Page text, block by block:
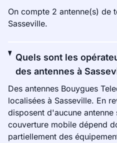
On compte 2 antenne(s) de
Sasseville.
Quels sont les
des antennes à
Des antennes Bouygues
localisées à Sasseville. En
disposent d'aucune antenne
couverture mobile dépend
partiellement des